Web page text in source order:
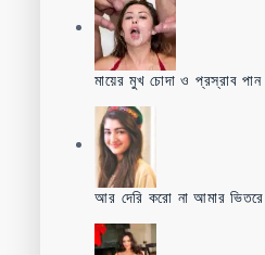
মায়ের মুখ চোদা ও প্রস্রাব
আর দেরি করো না আমার